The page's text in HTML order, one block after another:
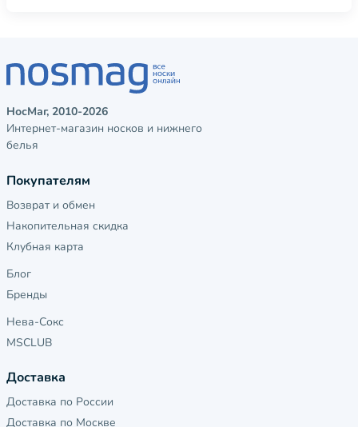
НосМаг, 2010-2026
Интернет-магазин носков и нижнего
белья
Покупателям
Возврат и обмен
Накопительная скидка
Клубная карта
Блог
Бренды
Нева-Сокс
MSCLUB
Доставка
Доставка по России
Доставка по Москве